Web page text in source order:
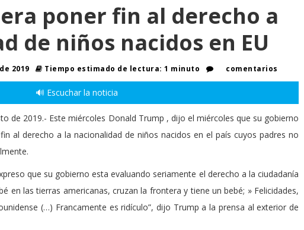
poner fin al derecho a
de niños nacidos en EU
2019 Tiempo estimado de lectura: 1 minuto comentarios
🔊 Escuchar la noticia
de 2019.- Este miércoles Donald Trump , dijo el miércoles que su gobierno
al derecho a la nacionalidad de niños nacidos en el país cuyos padres no
que su gobierno esta evaluando seriamente el derecho a la ciudadanía
en las tierras americanas, cruzan la frontera y tiene un bebé; » Felicidades,
(…) Francamente es ridículo”, dijo Trump a la prensa al exterior de